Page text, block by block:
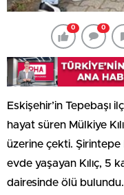
0 0
Eskişehir’in Tepebaşı
hayat süren Mülkiye
üzerine çekti. Şirintepe
evde yaşayan Kılıç, 5
dairesinde ölü